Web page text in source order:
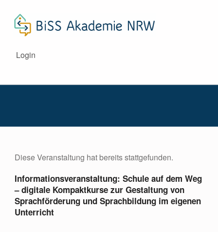
Login
Diese Veranstaltung hat bereits stattgefunden.
Informationsveranstaltung: Schule auf dem Weg
– digitale Kompaktkurse zur Gestaltung von
Sprachförderung und Sprachbildung im eigenen
Unterricht